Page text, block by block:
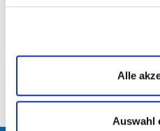
Alle
Auswahl